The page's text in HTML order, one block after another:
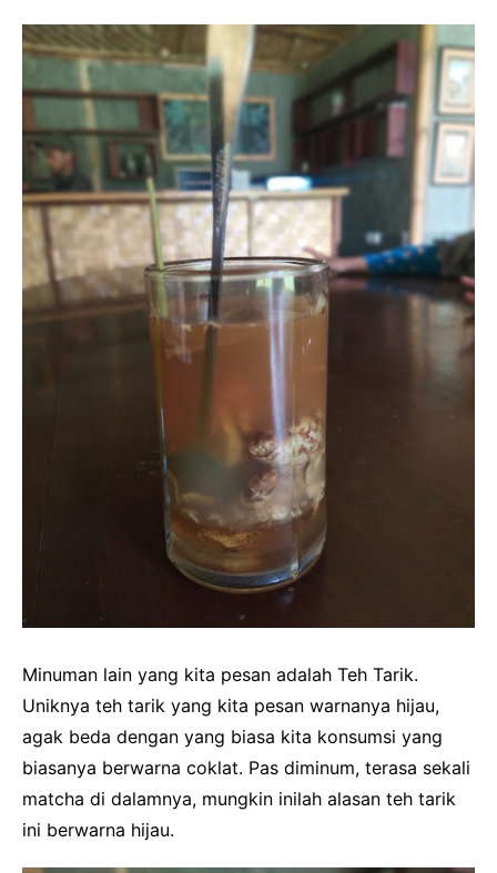
Minuman lain yang kita pesan adalah Teh Tarik.
Uniknya teh tarik yang kita pesan warnanya hijau,
agak beda dengan yang biasa kita konsumsi yang
biasanya berwarna coklat. Pas diminum, terasa sekali
matcha di dalamnya, mungkin inilah alasan teh tarik
ini berwarna hijau.